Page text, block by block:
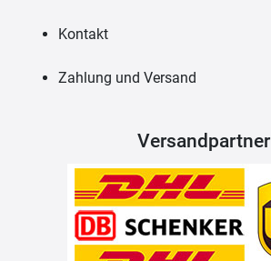
Kontakt
Zahlung und Versand
Versandpartner